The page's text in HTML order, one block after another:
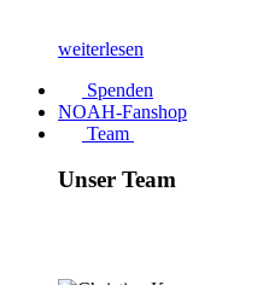
weiterlesen
Spenden
NOAH-Fanshop
Team
Unser Team